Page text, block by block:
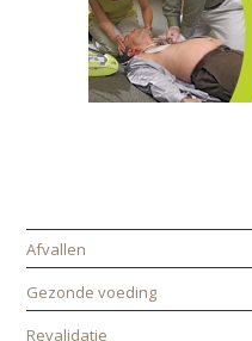
Afvallen
Gezonde voeding
Revalidatie